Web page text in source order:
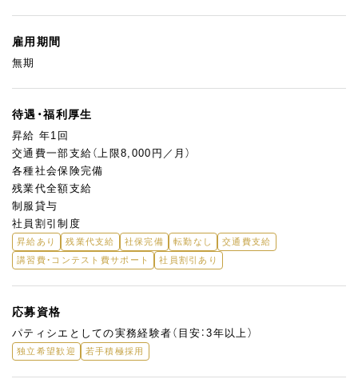
雇用期間
無期
待遇・福利厚生
昇給 年1回
交通費一部支給（上限8,000円／月）
各種社会保険完備
残業代全額支給
制服貸与
社員割引制度
昇給あり 残業代支給 社保完備 転勤なし
交通費支給
講習費・コンテスト費サポート
社員割引あり
応募資格
パティシエとしての実務経験者（目安：3年以上）
独立希望歓迎 若手積極採用